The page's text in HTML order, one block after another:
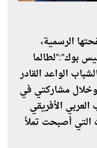
الرسمية،
بوك":"لطالما
الواعد القادر
مشاركتي في
الأفريقي
أصبحت تملأ